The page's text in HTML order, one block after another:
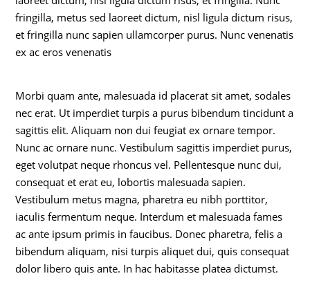
fringilla, metus sed laoreet dictum, nisl ligula dictum risus,
et fringilla nunc sapien ullamcorper purus. Nunc venenatis
ex ac eros venenatis
Morbi quam ante, malesuada id placerat sit amet, sodales
nec erat. Ut imperdiet turpis a purus bibendum tincidunt a
sagittis elit. Aliquam non dui feugiat ex ornare tempor.
Nunc ac ornare nunc. Vestibulum sagittis imperdiet purus,
eget volutpat neque rhoncus vel. Pellentesque nunc dui,
consequat et erat eu, lobortis malesuada sapien.
Vestibulum metus magna, pharetra eu nibh porttitor,
iaculis fermentum neque. Interdum et malesuada fames
ac ante ipsum primis in faucibus. Donec pharetra, felis a
bibendum aliquam, nisi turpis aliquet dui, quis consequat
dolor libero quis ante. In hac habitasse platea dictumst.